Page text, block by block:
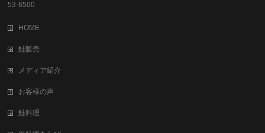
53-6500
HOME
鮭販売
メディア紹介
お客様の声
鮭料理